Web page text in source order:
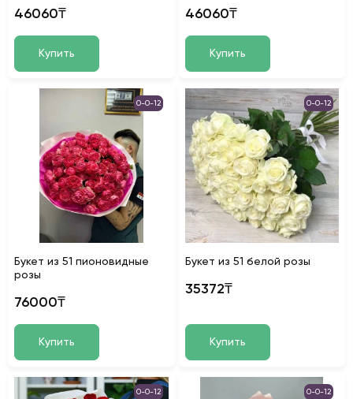
46060₸
Купить
46060₸
Купить
0-0-12
Букет из 51 пионовидные
розы
76000₸
Купить
0-0-12
Букет из 51 белой розы
35372₸
Купить
0-0-12 0-0-12